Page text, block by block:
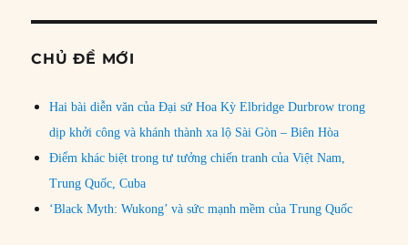
CHỦ ĐỀ MỚI
Hai bài diễn văn của Đại sứ Hoa Kỳ Elbridge Durbrow trong
dịp khởi công và khánh thành xa lộ Sài Gòn – Biên Hòa
Điểm khác biệt trong tư tưởng chiến tranh của Việt Nam,
Trung Quốc, Cuba
‘Black Myth: Wukong’ và sức mạnh mềm của Trung Quốc